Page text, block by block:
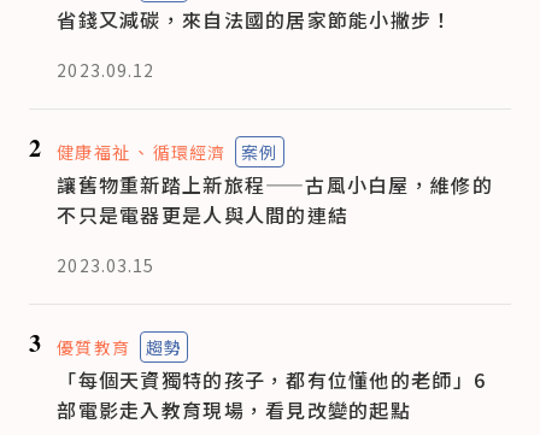
省錢又減碳，來自法國的居家節能小撇步！
2023.09.12
2 健康福祉 循環經濟 案例
讓舊物重新踏上新旅程——古風小白屋，維修的
不只是電器更是人與人間的連結
2023.03.15
3 優質教育 趨勢
「每個天資獨特的孩子，都有位懂他的老師」6
部電影走入教育現場，看見改變的起點